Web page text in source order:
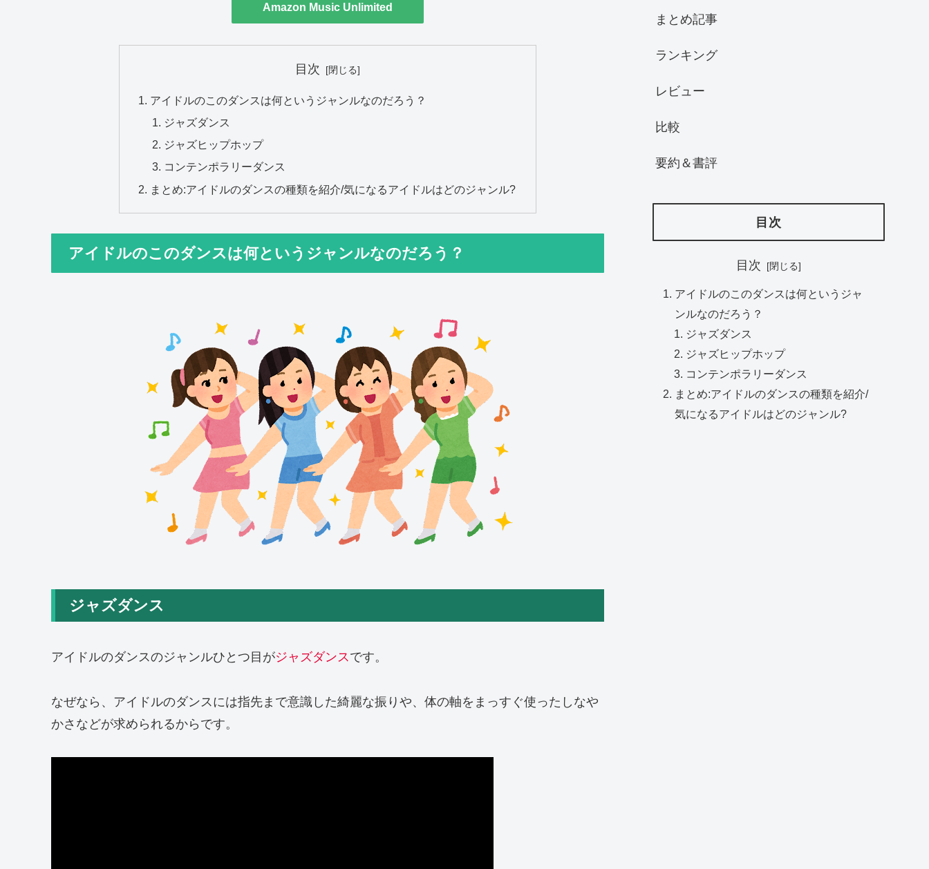
Amazon Music Unlimited
目次
アイドルのこのダンスは何というジャンルなのだろう？
ジャズダンス
ジャズヒップホップ
コンテンポラリーダンス
まとめ:アイドルのダンスの種類を紹介/気になるアイドルはどのジャンル?
アイドルのこのダンスは何というジャンルなのだろう？
ジャズダンス
アイドルのダンスのジャンルひとつ目がジャズダンスです。
なぜなら、アイドルのダンスには指先まで意識した綺麗な振りや、体の軸をまっすぐ使ったしなや
かさなどが求められるからです。
まとめ記事
ランキング
レビュー
比較
要約＆書評
目次
目次
アイドルのこのダンスは何というジャ
ンルなのだろう？
ジャズダンス
ジャズヒップホップ
コンテンポラリーダンス
まとめ:アイドルのダンスの種類を紹介/
気になるアイドルはどのジャンル?